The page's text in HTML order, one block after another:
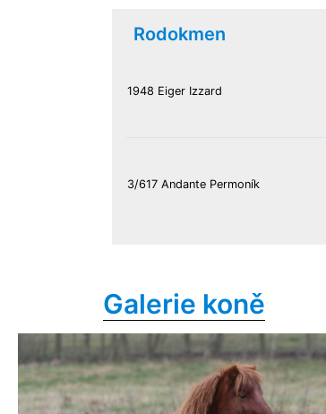
Rodokmen
1948 Eiger Izzard
3/617 Andante Permoník
Galerie koně